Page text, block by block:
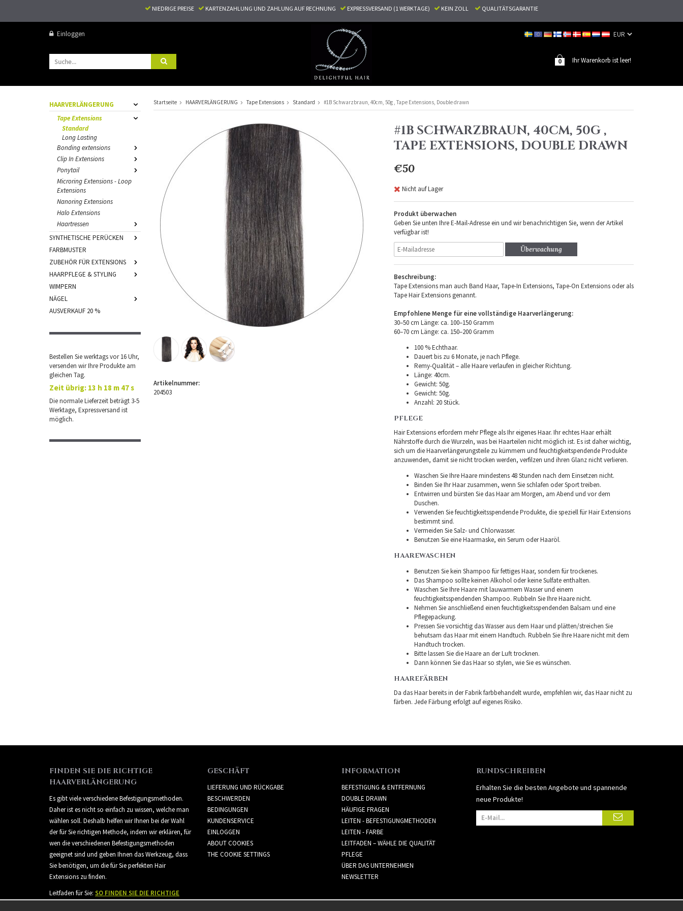
NIEDRIGE PREISE KARTENZAHLUNG UND ZAHLUNG AUF RECHNUNG EXPRESSVERSAND (1 WERKTAGE) KEIN ZOLL QUALITÄTSGARANTIE
Einloggen
Ihr Warenkorb ist leer!
0
HAARVERLÄNGERUNG
Tape Extensions
Standard
Long Lasting
Bonding extensions
Clip In Extensions
Ponytail
Microring Extensions - Loop
Extensions
Nanoring Extensions
Halo Extensions
Haartressen
SYNTHETISCHE PERÜCKEN
FARBMUSTER
ZUBEHÖR FÜR EXTENSIONS
HAARPFLEGE & STYLING
WIMPERN
NÄGEL
AUSVERKAUF 20 %
Bestellen Sie werktags vor 16 Uhr,
versenden wir Ihre Produkte am
gleichen Tag.
Zeit übrig: 13 h 18 m 46 s
Die normale Lieferzeit beträgt 3-5
Werktage, Expressversand ist
möglich.
Startseite HAARVERLÄNGERUNG Tape Extensions Standard #1B Schwarzbraun, 40cm, 50g , Tape Extensions, Double drawn
#1B SCHWARZBRAUN, 40CM, 50G ,
TAPE EXTENSIONS, DOUBLE DRAWN
€50
Nicht auf Lager
Produkt überwachen
Geben Sie unten Ihre E-Mail-Adresse ein und wir benachrichtigen Sie, wenn der Artikel
verfügbar ist!
Überwachung
Beschreibung:
Tape Extensions man auch Band Haar, Tape-In Extensions, Tape-On Extensions oder als
Tape Hair Extensions genannt.
Empfohlene Menge für eine vollständige Haarverlängerung:
30–50 cm Länge: ca. 100–150 Gramm
60–70 cm Länge: ca. 150–200 Gramm
100 % Echthaar.
Dauert bis zu 6 Monate, je nach Pflege.
Remy-Qualität – alle Haare verlaufen in gleicher Richtung.
Länge: 40cm.
Gewicht: 50g.
Gewicht: 50g.
Anzahl: 20 Stück.
PFLEGE
Hair Extensions erfordern mehr Pflege als Ihr eigenes Haar. Ihr echtes Haar erhält
Nährstoffe durch die Wurzeln, was bei Haarteilen nicht möglich ist. Es ist daher wichtig,
sich um die Haarverlängerungsteile zu kümmern und feuchtigkeitspendende Produkte
anzuwenden, damit sie nicht trocken werden, verfilzen und ihren Glanz nicht verlieren.
Waschen Sie Ihre Haare mindestens 48 Stunden nach dem Einsetzen nicht.
Binden Sie Ihr Haar zusammen, wenn Sie schlafen oder Sport treiben.
Entwirren und bürsten Sie das Haar am Morgen, am Abend und vor dem
Duschen.
Verwenden Sie feuchtigkeitsspendende Produkte, die speziell für Hair Extensions
bestimmt sind.
Vermeiden Sie Salz- und Chlorwasser.
Benutzen Sie eine Haarmaske, ein Serum oder Haaröl.
HAAREWASCHEN
Benutzen Sie kein Shampoo für fettiges Haar, sondern für trockenes.
Das Shampoo sollte keinen Alkohol oder keine Sulfate enthalten.
Waschen Sie Ihre Haare mit lauwarmem Wasser und einem
feuchtigkeitsspendenden Shampoo. Rubbeln Sie Ihre Haare nicht.
Nehmen Sie anschließend einen feuchtigkeitsspendenden Balsam und eine
Pflegepackung.
Pressen Sie vorsichtig das Wasser aus dem Haar und plätten/streichen Sie
behutsam das Haar mit einem Handtuch. Rubbeln Sie Ihre Haare nicht mit dem
Handtuch trocken.
Bitte lassen Sie die Haare an der Luft trocknen.
Dann können Sie das Haar so stylen, wie Sie es wünschen.
HAAREFÄRBEN
Da das Haar bereits in der Fabrik farbbehandelt wurde, empfehlen wir, das Haar nicht zu
färben. Jede Färbung erfolgt auf eigenes Risiko.
Artikelnummer:
204503
FINDEN SIE DIE RICHTIGE
HAARVERLÄNGERUNG
Es gibt viele verschiedene Befestigungsmethoden.
Daher ist es nicht so einfach zu wissen, welche man
wählen soll. Deshalb helfen wir Ihnen bei der Wahl
der für Sie richtigen Methode, indem wir erklären, für
wen die verschiedenen Befestigungsmethoden
geeignet sind und geben Ihnen das Werkzeug, dass
Sie benötigen, um die für Sie perfekten Hair
Extensions zu finden.
Leitfaden für Sie: SO FINDEN SIE DIE RICHTIGE
GESCHÄFT
LIEFERUNG UND RÜCKGABE
BESCHWERDEN
BEDINGUNGEN
KUNDENSERVICE
EINLOGGEN
ABOUT COOKIES
THE COOKIE SETTINGS
INFORMATION
BEFESTIGUNG & ENTFERNUNG
DOUBLE DRAWN
HÄUFIGE FRAGEN
LEITEN - BEFESTIGUNGMETHODEN
LEITEN - FARBE
LEITFADEN – WÄHLE DIE QUALITÄT
PFLEGE
ÜBER DAS UNTERNEHMEN
NEWSLETTER
RUNDSCHREIBEN
Erhalten Sie die besten Angebote und spannende
neue Produkte!